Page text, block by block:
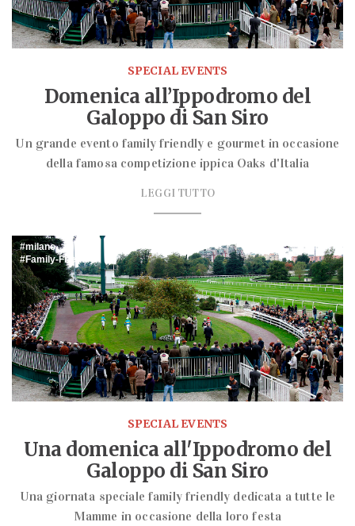
SPECIAL EVENTS
Domenica all’Ippodromo del
Galoppo di San Siro
Un grande evento family friendly e gourmet in occasione
della famosa competizione ippica Oaks d'Italia
LEGGI TUTTO
milano
Family-Friendly
SPECIAL EVENTS
Una domenica all'Ippodromo del
Galoppo di San Siro
Una giornata speciale family friendly dedicata a tutte le
Mamme in occasione della loro festa